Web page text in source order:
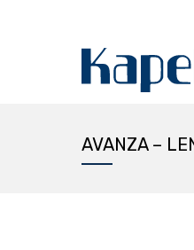
AVANZA –